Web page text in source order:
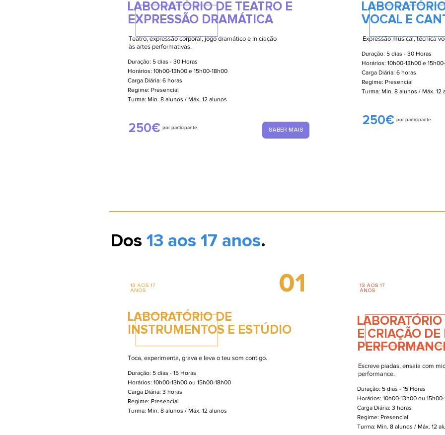
LABORATÓRIO DE TEATRO E
EXPRESSÃO DRAMÁTICA
Teatro, expressão corporal, jogo dramático e iniciação
às artes performativas.
Duração: 5 dias - 30 Horas
Horários: 10h00-13h00 e 15h00-18h00
Carga Diária: 6 horas
Regime: Presencial
Turma: Min. 8 alunos / Máx. 12 alunos
250€ por participante SABER MAIS
VOCAL E
Expressão musical, técnica
Duração: 5 dias - 30 Horas
Horários: 10h00-13h00 e
Carga Diária: 6 horas
Regime: Presencial
Turma: Min. 8 alunos / Máx. 12
250€ por participante
Dos 13 aos 17 anos.
13 AOS 17
ANOS
01
LABORATÓRIO DE
INSTRUMENTOS E ESTÚDIO
Toca, experimenta, grava e leva o teu som contigo.
Duração: 5 dias - 15 Horas
Horários: 10h00-13h00 ou 15h00-18h00
Carga Diária: 3 horas
Regime: Presencial
Turma: Min. 8 alunos / Máx. 12 alunos
13 AOS 17
ANOS
E CRIAÇÃO
Escreve piadas, ensaia com
performance.
Duração: 5 dias - 15 Horas
Horários: 10h00-13h00 ou
Carga Diária: 3 horas
Regime: Presencial
Turma: Min. 8 alunos / Máx. 12